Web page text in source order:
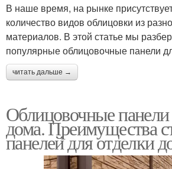
В наше время, на рынке
количество видов облицовки из
материалов. В этой статье мы
популярные облицовочные панели
читать дальше →
Облицовочные панели
дома. Преимущества
панелей для отделки